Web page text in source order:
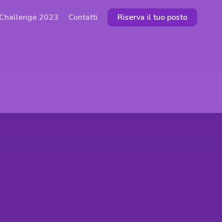
2023 Contatti Riserva il tuo posto